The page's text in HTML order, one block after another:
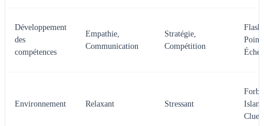
Développement
des
compétences
Empathie,
Communication
Stratégie,
Compétition
Flash
Point
Environnement Relaxant Stressant